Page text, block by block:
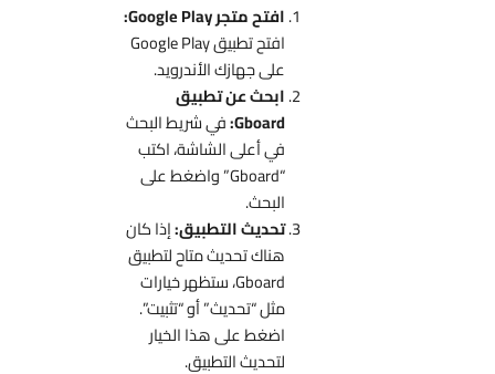
افتح متجر Google Play:
افتح تطبيق Google Play
على جهازك الأندرويد.
ابحث عن تطبيق
Gboard:في شريط البحث
في أعلى الشاشة، اكتب
“Gboard” واضغط على
البحث.
تحديث التطبيق:إذا كان
هناك تحديث متاح لتطبيق
Gboard، ستظهر خيارات
مثل “تحديث” أو “تثبيت”.
اضغط على هذا الخيار
لتحديث التطبيق.